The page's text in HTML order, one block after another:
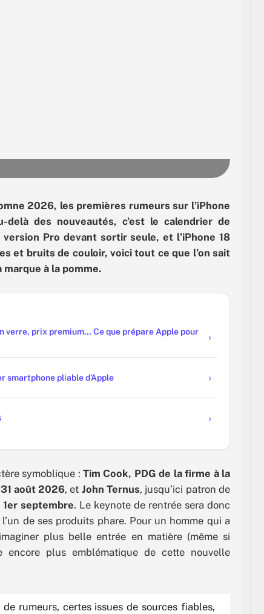
2026, les premières rumeurs sur l’iPhone
des nouveautés, c’est le calendrier de
Pro devant sortir seule, et l’iPhone 18
et bruits de couloir, voici tout ce que l’on sait
à la pomme.
verre, prix premium… Ce que prépare Apple pour
smartphone pliable d’Apple
symoblique :Tim Cook, PDG de la firme à la
août 2026, et John Ternus, jusqu’ici patron de
1er septembre. Le keynote de rentrée sera donc
l’un de ses produits phare. Pour un homme qui a
plus belle entrée en matière (même si
encore plus emblématique de cette nouvelle
rumeurs, certes issues de sources fiables,